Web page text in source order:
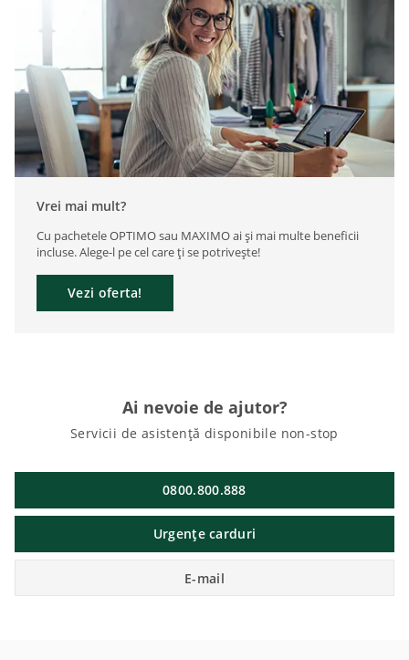
Vrei mai mult?
Cu pachetele OPTIMO sau MAXIMO ai și mai multe beneficii
incluse. Alege-l pe cel care ți se potrivește!
Vezi oferta!
Ai nevoie de ajutor?
Servicii de asistență disponibile non-stop
0800.800.888
Urgențe carduri
E-mail